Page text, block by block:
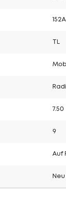
7.50
9
Auf
Neu